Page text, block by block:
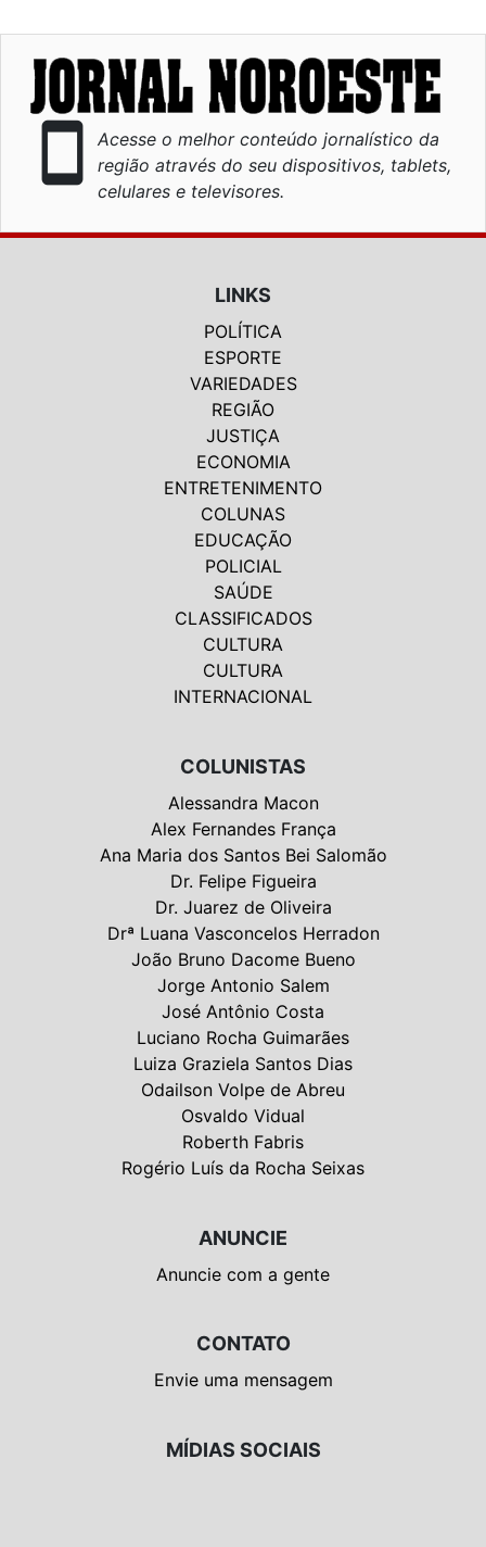
smartphone
Acesse o melhor conteúdo jornalístico da
região através do seu dispositivos, tablets,
celulares e televisores.
LINKS
POLÍTICA
ESPORTE
VARIEDADES
REGIÃO
JUSTIÇA
ECONOMIA
ENTRETENIMENTO
COLUNAS
EDUCAÇÃO
POLICIAL
SAÚDE
CLASSIFICADOS
CULTURA
CULTURA
INTERNACIONAL
COLUNISTAS
Alessandra Macon
Alex Fernandes França
Ana Maria dos Santos Bei Salomão
Dr. Felipe Figueira
Dr. Juarez de Oliveira
Drª Luana Vasconcelos Herradon
João Bruno Dacome Bueno
Jorge Antonio Salem
José Antônio Costa
Luciano Rocha Guimarães
Luiza Graziela Santos Dias
Odailson Volpe de Abreu
Osvaldo Vidual
Roberth Fabris
Rogério Luís da Rocha Seixas
ANUNCIE
Anuncie com a gente
CONTATO
Envie uma mensagem
MÍDIAS SOCIAIS